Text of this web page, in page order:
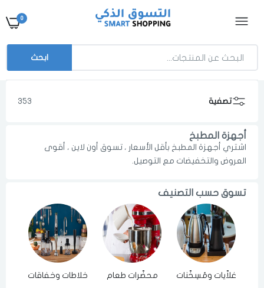
0
ابحث
تصفية 353
أجهزة المطبخ
اشتري أجهزة المطبخ بأقل الأسعار ، تسوق أون لاين ، أقوى
العروض والتخفيضات مع التوصيل.
تسوق حسب التصنيف
غلاّيات ومُسِخّنات محضّرات طعام خلاطات وخفاقات